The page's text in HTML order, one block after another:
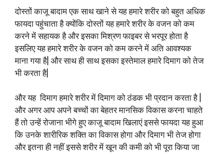
दोस्तों काजू बादाम एक साथ खाने से यह हमारे शरीर को बहुत अधिक
फायदा पहुंचाता है क्योंकि दोस्तों यह हमारे शरीर के वजन को कम
करने में सहायक है और इसका मिश्रण फाइबर से भरपूर होता है
इसलिए यह हमारे शरीर के वजन को कम करने में अति आवश्यक
माना गया है| और साथ ही साथ इसका इस्तेमाल हमारे दिमाग को तेज
भी करता है|
और यह दिमाग हमारे शरीर में दिमाग को ठंडक भी प्रदान करता है |
और अगर आप अपने बच्चों का बेहतर मानसिक विकास करना चाहते
हैं तो उन्हें रोजाना भीगे हुए काजू बादाम खिलाएं इससे फायदा यह हुआ
कि उनके शारीरिक शक्ति का विकास होगा और दिमाग भी तेज होगा
और इतना ही नहीं इससे शरीर में खून की कमी को भी पूरा किया जा